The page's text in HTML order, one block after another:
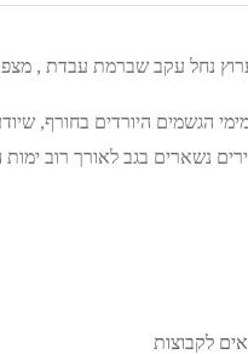
נחל עקב שברמת עבדת ,
הגשמים היורדים בחורף,
נשארים בגב לאורך רוב
לקבוצות